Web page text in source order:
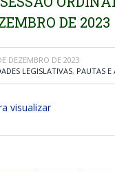
DE 2023
DEZEMBRO DE 2023
LEGISLATIVAS, PAUTAS E
visualizar